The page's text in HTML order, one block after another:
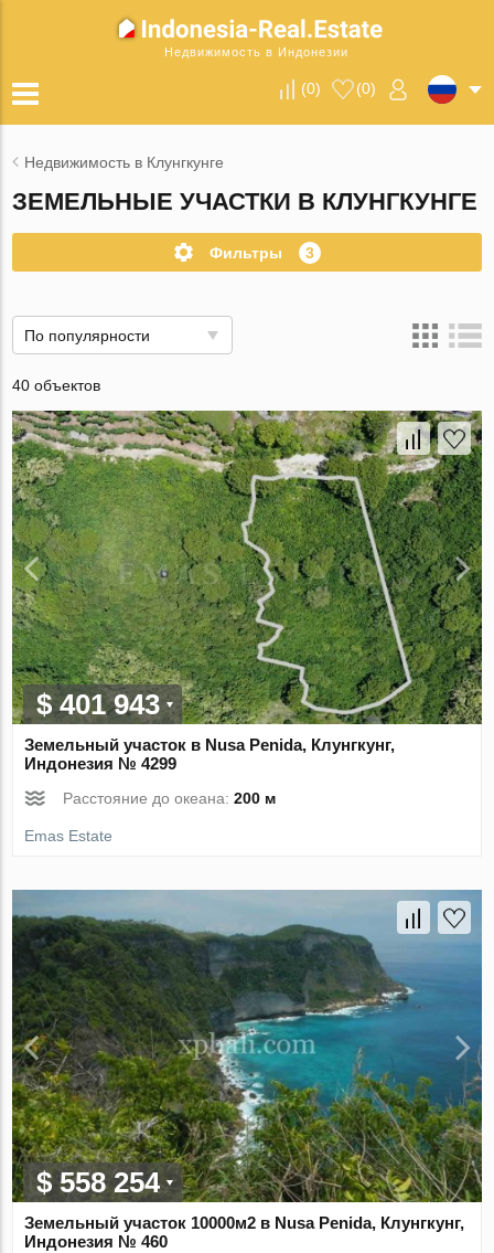
Недвижимость в Индонезии
(0) (0)
Недвижимость в Клунгкунге
ЗЕМЕЛЬНЫЕ УЧАСТКИ В КЛУНГКУНГЕ
Фильтры 3
По популярности
40 объектов
$ 401 943
Земельный участок в Nusa Penida, Клунгкунг,
Индонезия № 4299
Расстояние до океана:200 м
Emas Estate
$ 558 254
Земельный участок 10000м2 в Nusa Penida, Клунгкунг,
Индонезия № 460